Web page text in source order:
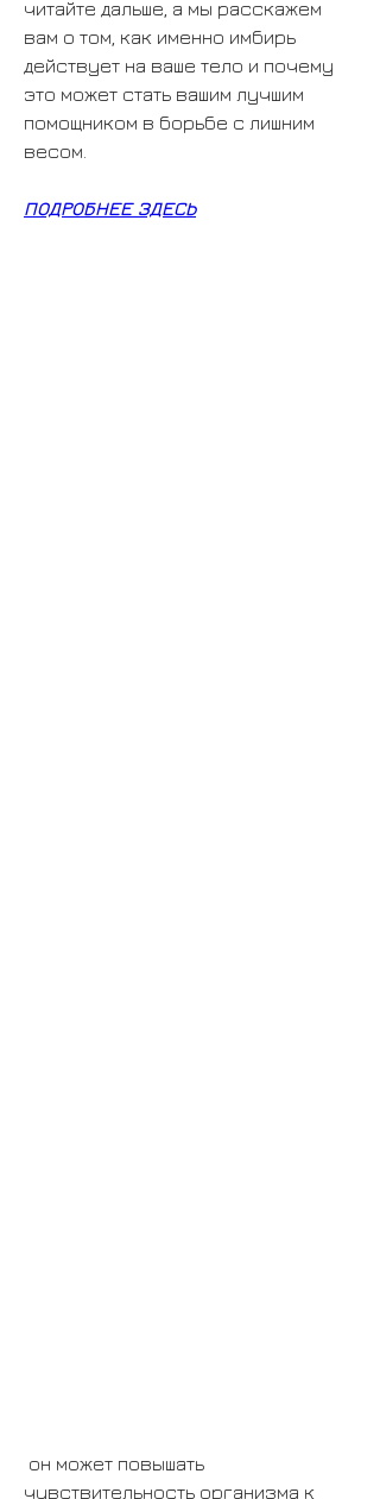
читайте дальше, а мы расскажем
вам о том, как именно имбирь
действует на ваше тело и почему
это может стать вашим лучшим
помощником в борьбе с лишним
весом.
ПОДРОБНЕЕ ЗДЕСЬ
чувствительность организма к